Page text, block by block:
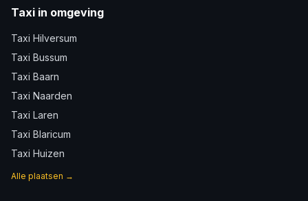
Taxi in omgeving
Taxi Hilversum
Taxi Bussum
Taxi Baarn
Taxi Naarden
Taxi Laren
Taxi Blaricum
Taxi Huizen
Alle plaatsen →